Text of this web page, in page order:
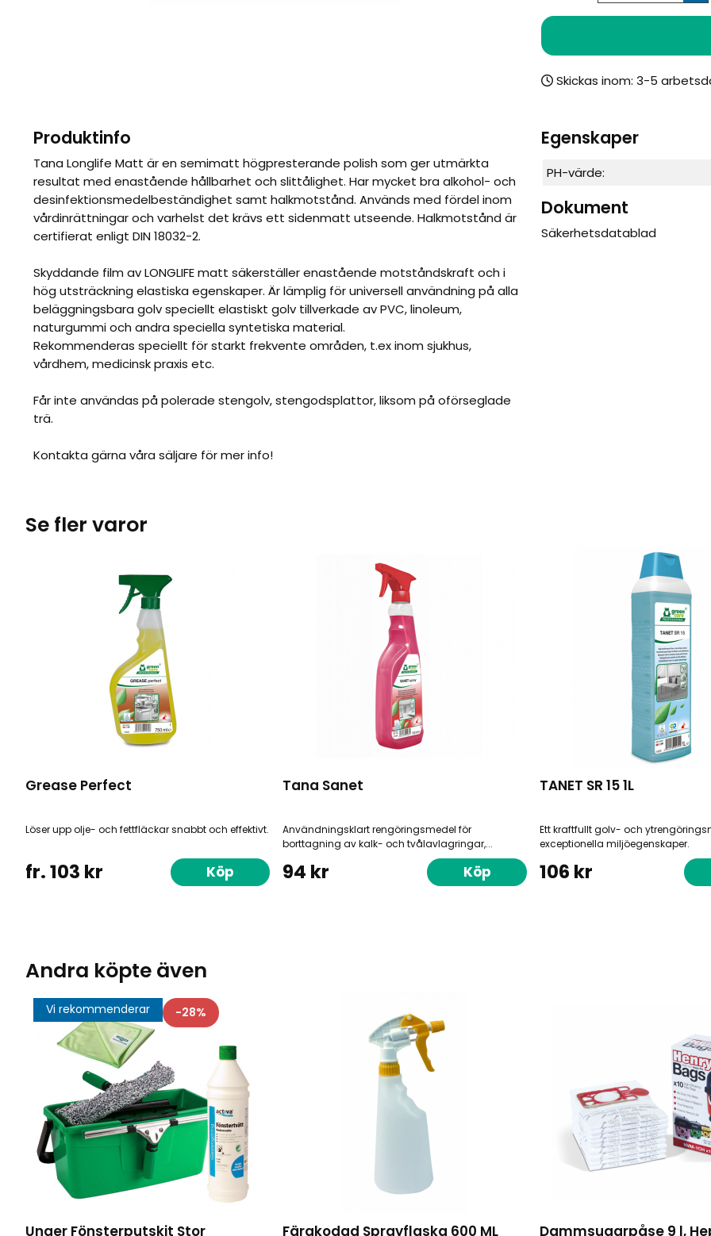
Skickas inom:
Produktinfo
Tana Longlife Matt är en semimatt högpresterande polish som ger utmärkta
resultat med enastående hållbarhet och slittålighet. Har mycket bra alkohol- och
desinfektionsmedelbeständighet samt halkmotstånd. Används med fördel inom
vårdinrättningar och varhelst det krävs ett sidenmatt utseende. Halkmotstånd är
certifierat enligt DIN 18032-2.
Skyddande film av LONGLIFE matt säkerställer enastående motståndskraft och i
hög utsträckning elastiska egenskaper. Är lämplig för universell användning på alla
beläggningsbara golv speciellt elastiskt golv tillverkade av PVC, linoleum,
naturgummi och andra speciella syntetiska material.
Rekommenderas speciellt för starkt frekvente områden, t.ex inom sjukhus,
vårdhem, medicinsk praxis etc.
Får inte användas på polerade stengolv, stengodsplattor, liksom på oförseglade
trä.
Kontakta gärna våra säljare för mer info!
Egenskaper
PH-värde:
Dokument
Säkerhetsdatablad
Se fler varor
Grease Perfect
Löser upp olje- och fettfläckar snabbt och effektivt.
fr. 103 kr Köp
Tana Sanet
Användningsklart rengöringsmedel för
borttagning av kalk- och tvålavlagringar,...
94 kr Köp
TANET SR 15 1L
Ett kraftfullt golv- och
exceptionella miljöegenskaper.
106 kr
Andra köpte även
Vi rekommenderar 28
Unger Fönsterputskit Stor Färgkodad Sprayflaska 600 ML Dammsugarpåse 9 l,